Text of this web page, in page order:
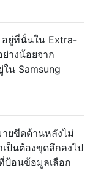
ยู่ที่นั่นใน Extra-
างน้อยจาก
น Samsung
ยขีดด้านหลังไม่
ป็นต้องขุดลึกลงไป
ป้อนข้อมูลเลือก